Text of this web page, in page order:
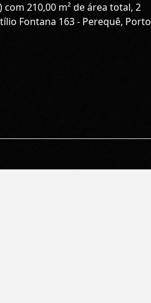
210,00 m² de área total, 2
Fontana 163 - Perequê, Porto